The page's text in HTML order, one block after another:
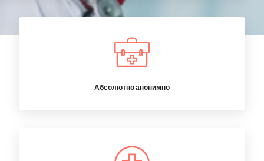
Абсолютно анонимно